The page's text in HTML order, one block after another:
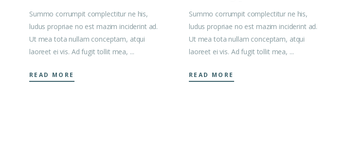
Summo corrumpit complectitur ne his,
ludus propriae no est mazim inciderint ad.
Ut mea tota nullam conceptam, atqui
laoreet ei vis. Ad fugit tollit mea,
READ MORE
Summo corrumpit complectitur ne his,
ludus propriae no est mazim inciderint ad.
Ut mea tota nullam conceptam, atqui
laoreet ei vis. Ad fugit tollit mea,
READ MORE